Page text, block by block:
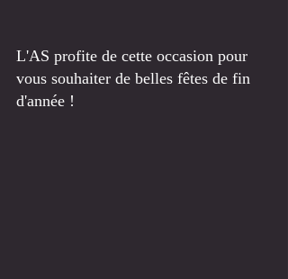
L'AS profite de cette occasion pour
vous souhaiter de belles fêtes de fin
d'année !